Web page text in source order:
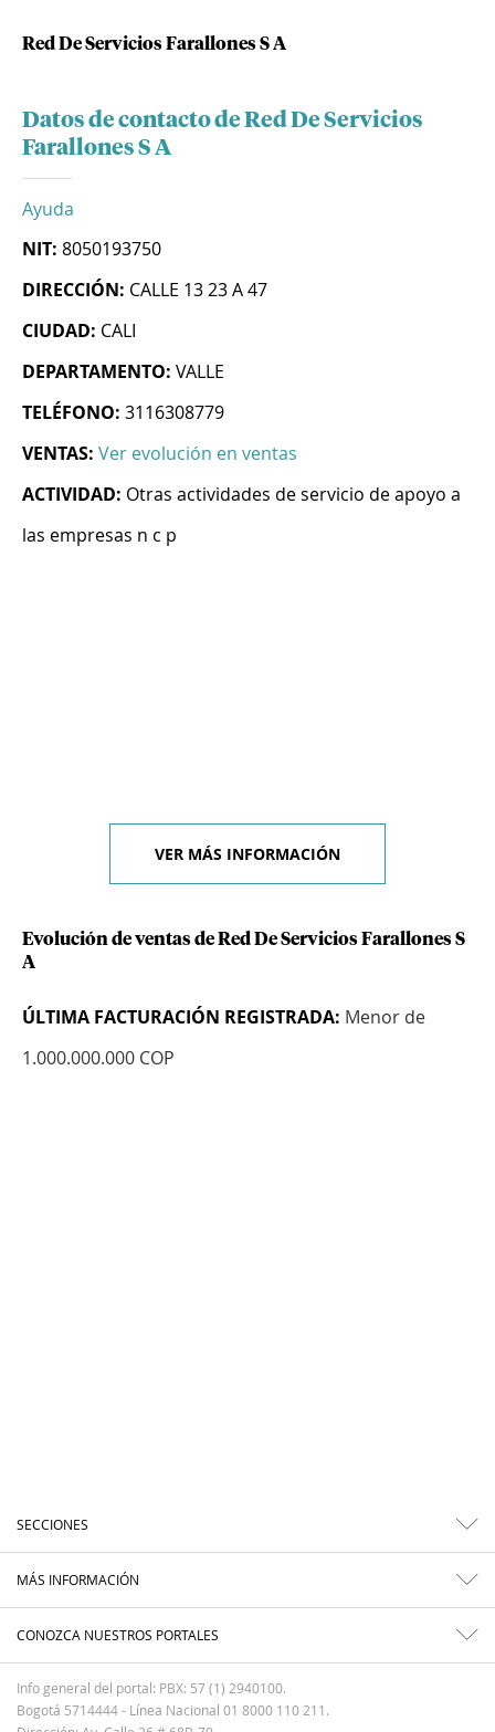
Red De Servicios Farallones S A
Datos de contacto de Red De Servicios
Farallones S A
Ayuda
NIT: 8050193750
DIRECCIÓN: CALLE 13 23 A 47
CIUDAD: CALI
DEPARTAMENTO: VALLE
TELÉFONO: 3116308779
VENTAS: Ver evolución en ventas
ACTIVIDAD: Otras actividades de servicio de apoyo a
las empresas n c p
VER MÁS INFORMACIÓN
Evolución de ventas de Red De Servicios Farallones S
A
ÚLTIMA FACTURACIÓN REGISTRADA: Menor de
1.000.000.000 COP
SECCIONES
MÁS INFORMACIÓN
CONOZCA NUESTROS PORTALES
Info general del portal: PBX: 57 (1) 2940100.
Bogotá 5714444 - Línea Nacional 01 8000 110 211.